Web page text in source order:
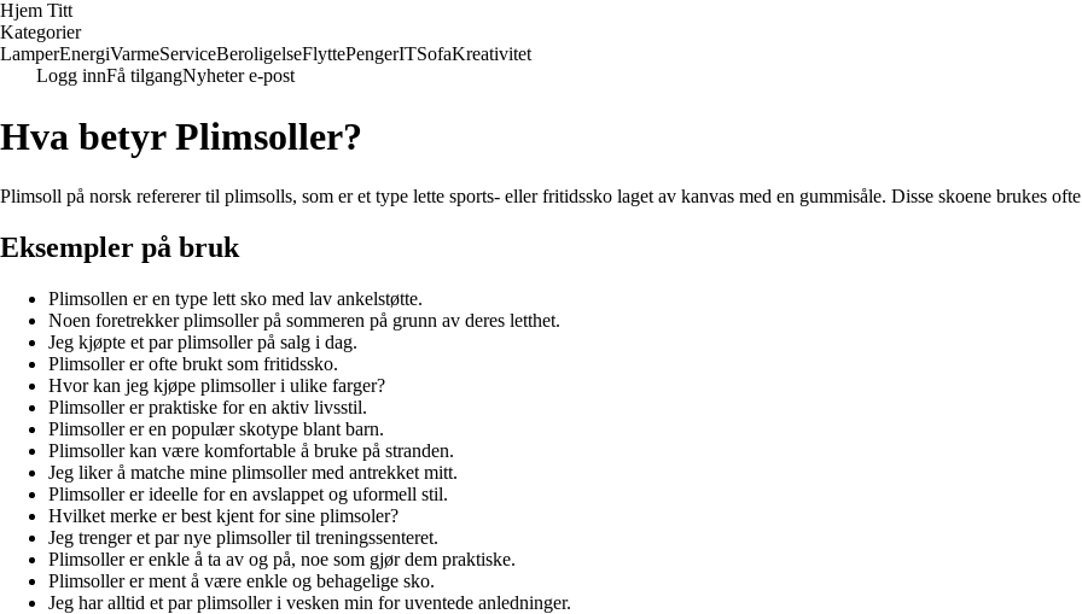
Hjem Titt
Kategorier
LamperEnergiVarmeServiceBeroligelseFlyttePengerITSofaKreativitet
Logg innFå tilgangNyheter e-post
Hva betyr Plimsoller?
Plimsoll på norsk refererer til plimsolls, som er et type lette sports- eller fritidssko laget av kanvas med en gummisåle. Disse skoene brukes
Eksempler på bruk
Plimsollen er en type lett sko med lav ankelstøtte.
Noen foretrekker plimsoller på sommeren på grunn av deres letthet.
Jeg kjøpte et par plimsoller på salg i dag.
Plimsoller er ofte brukt som fritidssko.
Hvor kan jeg kjøpe plimsoller i ulike farger?
Plimsoller er praktiske for en aktiv livsstil.
Plimsoller er en populær skotype blant barn.
Plimsoller kan være komfortable å bruke på stranden.
Jeg liker å matche mine plimsoller med antrekket mitt.
Plimsoller er ideelle for en avslappet og uformell stil.
Hvilket merke er best kjent for sine plimsoler?
Jeg trenger et par nye plimsoller til treningssenteret.
Plimsoller er enkle å ta av og på, noe som gjør dem praktiske.
Plimsoller er ment å være enkle og behagelige sko.
Jeg har alltid et par plimsoller i vesken min for uventede anledninger.